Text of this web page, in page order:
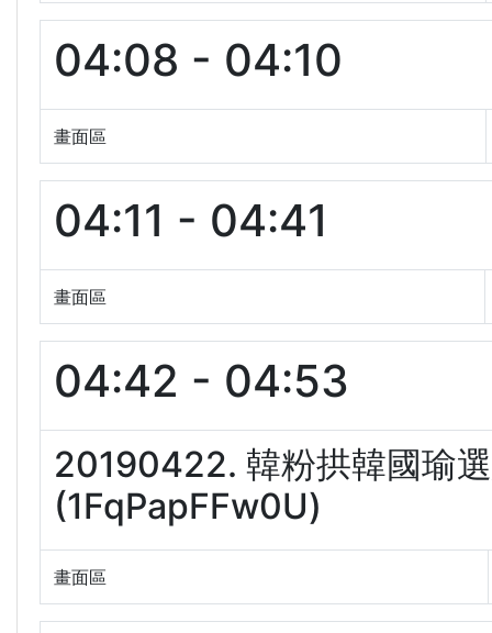
04:08 - 04:10
畫面區
04:11 - 04:41
畫面區
04:42 - 04:53
20190422. 韓粉拱韓國瑜
(1FqPapFFw0U)
畫面區